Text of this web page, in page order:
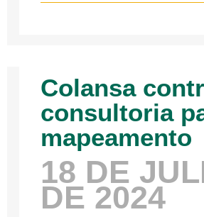
Colansa
consultoria
mapeamento
18 DE
DE 2024